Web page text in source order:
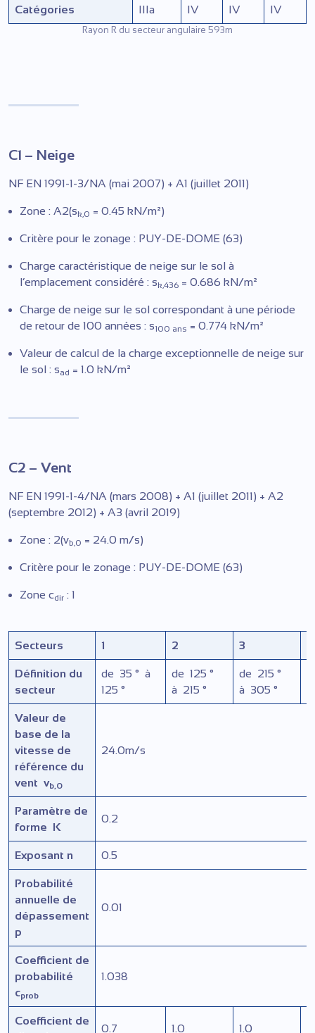
Catégories IIIa IV IV IV
Rayon R du secteur angulaire 593m
C1 – Neige
NF EN 1991-1-3/NA (mai 2007) + A1 (juillet 2011)
Zone : A2(sk,0 = 0.45 kN/m²)
Critère pour le zonage : PUY-DE-DOME (63)
Charge caractéristique de neige sur le sol à
l’emplacement considéré : sk,436 = 0.686 kN/m²
Charge de neige sur le sol correspondant à une période
de retour de 100 années : s100 ans = 0.774 kN/m²
Valeur de calcul de la charge exceptionnelle de neige sur
le sol : sad = 1.0 kN/m²
C2 – Vent
NF EN 1991-1-4/NA (mars 2008) + A1 (juillet 2011) + A2
(septembre 2012) + A3 (avril 2019)
Zone : 2(vb,0 = 24.0 m/s)
Critère pour le zonage : PUY-DE-DOME (63)
Zone cdir : 1
Secteurs 1 2 3
Définition du
secteur
de 35 ° à
125 °
de 125 °
à 215 °
de 215 °
à 305 °
Valeur de
base de la
vitesse de
référence du
vent vb,0
24.0m/s
Paramètre de
forme K
0.2
Exposant n 0.5
Probabilité
annuelle de
dépassement
p
0.01
Coefficient de
probabilité
cprob
1.038
Coefficient de
0.7 1.0 1.0